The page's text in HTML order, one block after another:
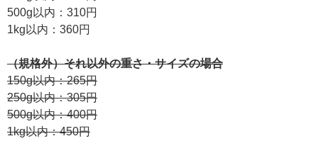
500g以内：310円
1kg以内：360円
（規格外）それ以外の重さ・サイズの場合
150g以内：265円
250g以内：305円
500g以内：400円
1kg以内：450円